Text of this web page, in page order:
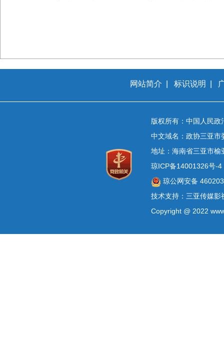
网站简介 标识说明
版权所有：中国人民
中文域名：政协三亚市
地址：海南省三亚市榆
琼ICP备14001326号-4
琼公网安备
技术支持：三亚传媒影
Copyright @ 2022